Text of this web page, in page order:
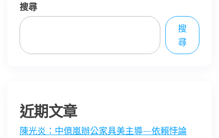
搜尋
搜
尋
近期文章
陳光炎：中億嵐辦公家具美主導—依賴悖論